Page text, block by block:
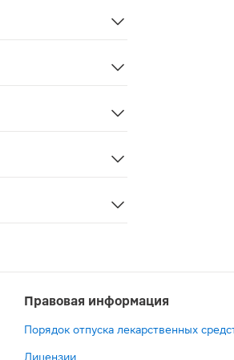
Правовая информация
Порядок отпуска лекарственных
Лицензии